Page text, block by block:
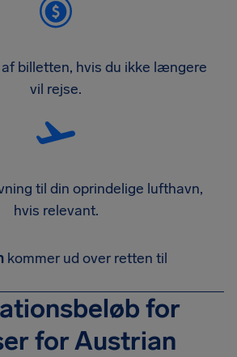
billetten, hvis du ikke længere
vil rejse.
til din oprindelige lufthavn,
hvis relevant.
kommer ud over retten til
for
for Austrian